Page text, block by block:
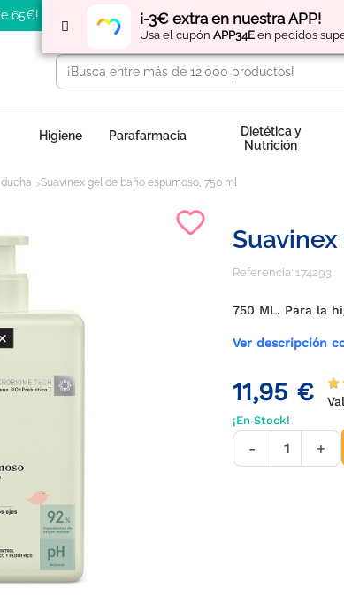
¡-3€ extra en nuestra APP!
Usa el cupón APP34E en pedidos
65€! Regístratey
Higiene Parafarmacia
Dietética y
Nutrición
Suavinex gel de baño espumoso, 750 ml
Referencia: 174293
750 ML. Para la
Ver descripción
11,95 €
¡En Stock!
- +